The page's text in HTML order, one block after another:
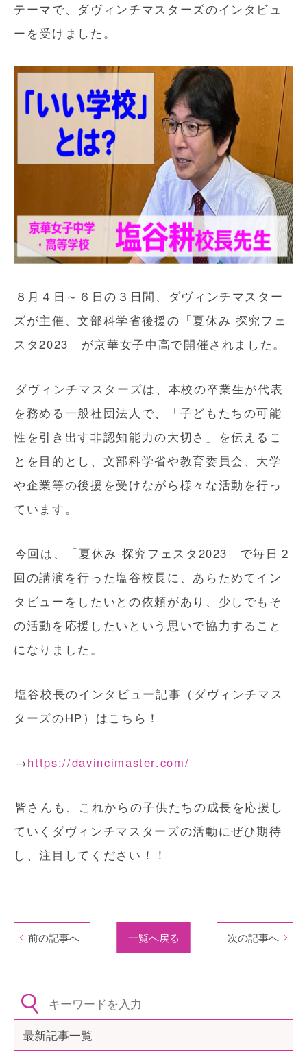
テーマで、ダヴィンチマスターズのインタビュ
ーを受けました。
８月４日～６日の３日間、ダヴィンチマスター
ズが主催、文部科学省後援の「夏休み 探究フェ
スタ2023」が京華女子中高で開催されました。
ダヴィンチマスターズは、本校の卒業生が代表
を務める一般社団法人で、「子どもたちの可能
性を引き出す非認知能力の大切さ」を伝えるこ
とを目的とし、文部科学省や教育委員会、大学
や企業等の後援を受けながら様々な活動を行っ
ています。
今回は、「夏休み 探究フェスタ2023」で毎日２
回の講演を行った塩谷校長に、あらためてイン
タビューをしたいとの依頼があり、少しでもそ
の活動を応援したいという思いで協力すること
になりました。
塩谷校長のインタビュー記事（ダヴィンチマス
ターズのHP）はこちら！
→https://davincimaster.com/
皆さんも、これからの子供たちの成長を応援し
ていくダヴィンチマスターズの活動にぜひ期待
し、注目してください！！
前の記事へ 一覧へ戻る 次の記事へ
最新記事一覧